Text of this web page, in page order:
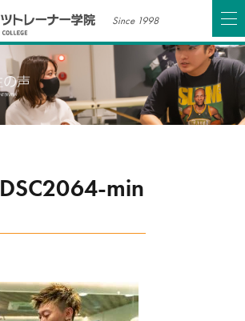
Since 1998
_DSC2064-min